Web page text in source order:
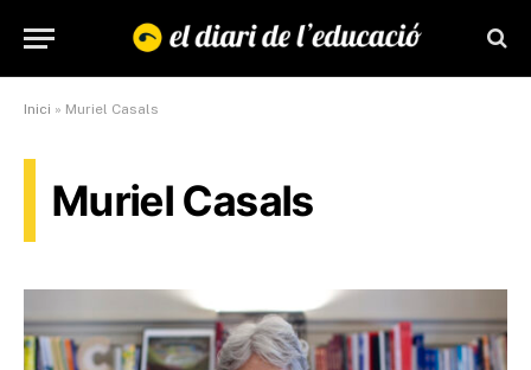
Inici » Muriel Casals
Muriel Casals